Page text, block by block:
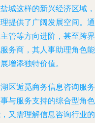
城这样的新兴经济区域
提供了广阔发展空间。
管等方向进阶，甚至跨
务商，其人事助理角色
增添独特价值。
区逅觅商务信息咨询服
与服务支持的综合型角
又需理解信息咨询行业